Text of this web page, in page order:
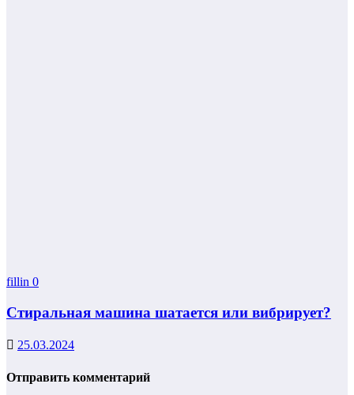
fillin 0
Стиральная машина шатается или вибрирует?
25.03.2024
Отправить комментарий